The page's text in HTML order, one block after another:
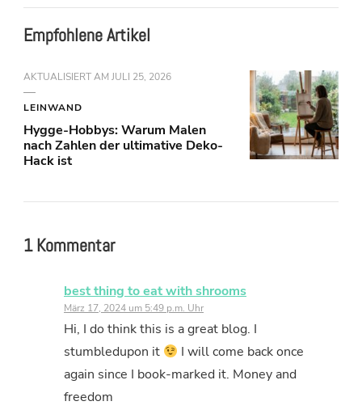
Empfohlene Artikel
AKTUALISIERT AM JULI 25, 2026
LEINWAND
Hygge-Hobbys: Warum Malen
nach Zahlen der ultimative Deko-
Hack ist
1 Kommentar
best thing to eat with shrooms
März 17, 2024 um 5:49 p.m. Uhr
Hi, I do think this is a great blog. I
stumbledupon it
I will come back once
again since I book-marked it. Money and
freedom